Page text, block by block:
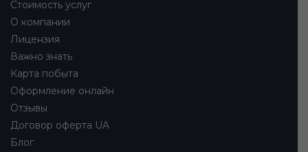
Стоимость услуг
О компании
Лицензия
Важно знать
Карта побыта
Оформление онлайн
Отзывы
Договор оферта UA
Блог